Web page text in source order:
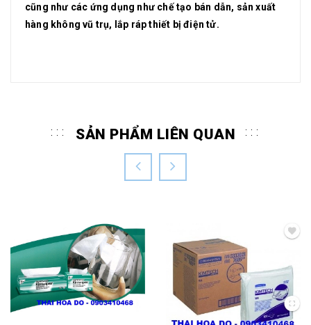
cũng như các ứng dụng như chế tạo bán dẫn, sản xuất
hàng không vũ trụ, lắp ráp thiết bị điện tử.
SẢN PHẨM LIÊN QUAN